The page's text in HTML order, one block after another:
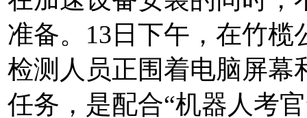
准备。13日下午，在竹
检测人员正围着电脑屏幕
任务，是配合“机器人考